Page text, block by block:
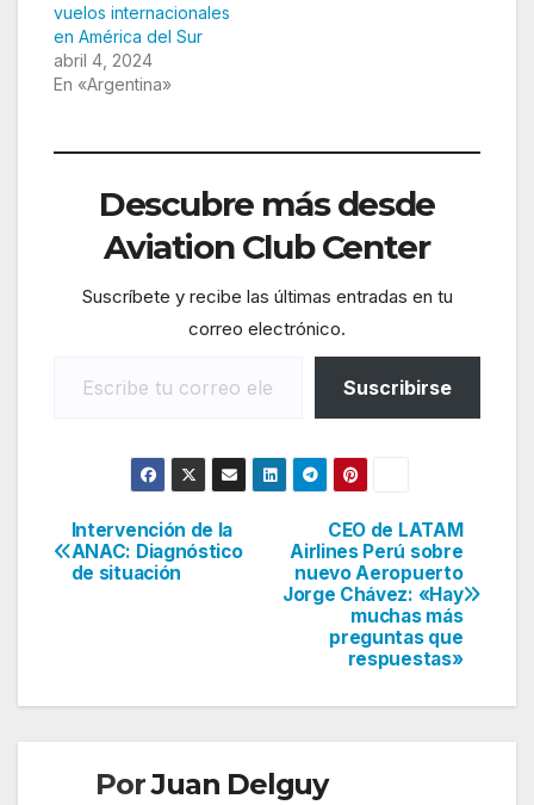
vuelos internacionales
en América del Sur
abril 4, 2024
En «Argentina»
Descubre más desde
Aviation Club Center
Suscríbete y recibe las últimas entradas en tu
correo electrónico.
Suscribirse
Navegación
de
CEO de LATAM
Airlines Perú sobre
nuevo Aeropuerto
Jorge Chávez: «Hay
muchas más
preguntas que
respuestas»
Intervención de la
ANAC: Diagnóstico
de situación
PorJuan Delguy